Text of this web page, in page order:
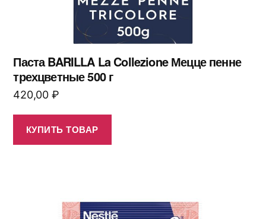
Паста BARILLA La Collezione Мецце пенне
трехцветные 500 г
420,00 ₽
КУПИТЬ ТОВАР